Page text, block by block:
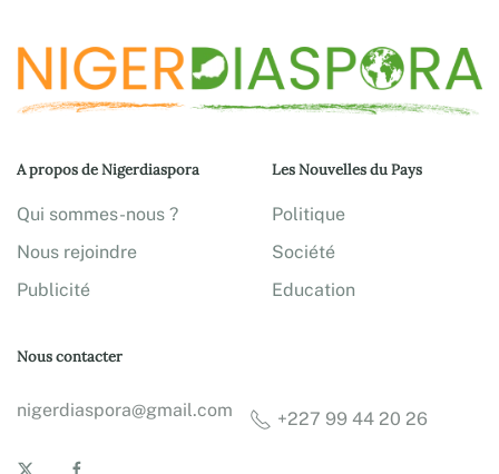
A propos de Nigerdiaspora
Qui sommes-nous ?
Nous rejoindre
Publicité
Les Nouvelles du Pays
Politique
Société
Education
Nous contacter
nigerdiaspora@gmail.com +227 99 44 20 26